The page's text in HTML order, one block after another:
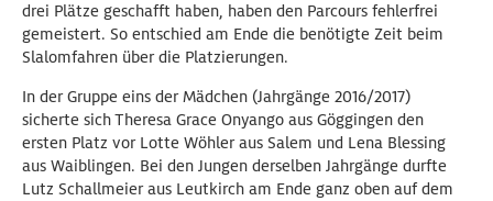
drei Plätze geschafft haben, haben den Parcours fehlerfrei
gemeistert. So entschied am Ende die benötigte Zeit beim
Slalomfahren über die Platzierungen.
In der Gruppe eins der Mädchen (Jahrgänge 2016/2017)
sicherte sich Theresa Grace Onyango aus Göggingen den
ersten Platz vor Lotte Wöhler aus Salem und Lena Blessing
aus Waiblingen. Bei den Jungen derselben Jahrgänge durfte
Lutz Schallmeier aus Leutkirch am Ende ganz oben auf dem